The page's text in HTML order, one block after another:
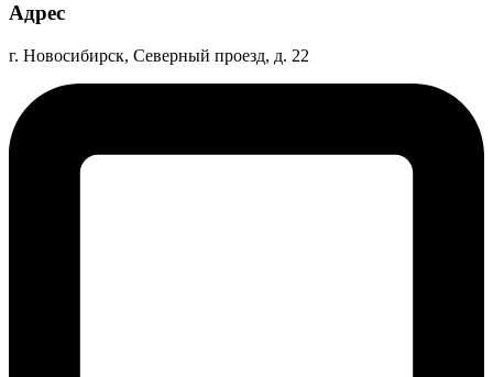
Адрес
г. Новосибирск, Северный проезд, д. 22